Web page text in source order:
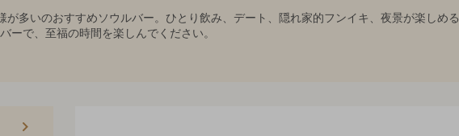
が多いのおすすめソウルバー。ひとり飲み、デート、隠れ家的フンイキ、夜景が楽しめ
ーで、至福の時間を楽しんでください。